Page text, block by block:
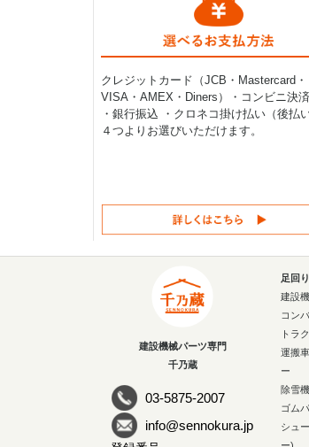
クレジットカード（JCB・Mastercard・
VISA・AMEX・Diners）・コンビニ決済
・銀行振込 ・クロネコ掛け払い（後払
４つよりお選びいただけます。
建設機械パーツ専門
千乃蔵
03-5875-2007
info@sennokura.jp
足回り
建設
コン
トラ
運搬
ー
除雪
ゴム
シュ